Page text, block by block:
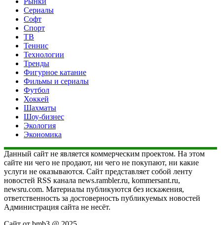
Сериалы
Софт
Спорт
ТВ
Теннис
Технологии
Тренды
Фигурное катание
Фильмы и сериалы
Футбол
Хоккей
Шахматы
Шоу-бизнес
Экология
Экономика
Данный сайт не является коммерческим проектом. На этом
сайте ни чего не продают, ни чего не покупают, ни какие
услуги не оказываются. Сайт представляет собой ленту
новостей RSS канала news.rambler.ru, kommersant.ru,
newsru.com. Материалы публикуются без искажения,
ответственность за достоверность публикуемых новостей
Администрация сайта не несёт.